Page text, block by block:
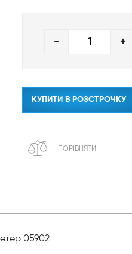
- +
КУПИТИ В РОЗСТРОЧКУ
ПОРІВНЯТИ
05902